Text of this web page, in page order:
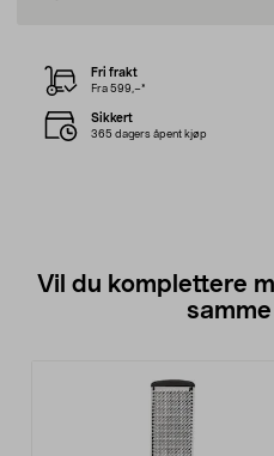
Fri frakt
Fra 599,–*
Sikkert
365 dagers åpent kjøp
Vil du komplettere